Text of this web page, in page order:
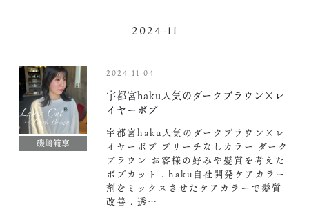
2024-11
磯崎範享
2024-11-04
宇都宮haku人気のダークブラウン×レ
イヤーボブ
宇都宮haku人気のダークブラウン×レ
イヤーボブ ブリーチなしカラー ダーク
ブラウン お客様の好みや髪質を考えた
ボブカット . haku自社開発ケアカラー
剤をミックスさせたケアカラーで髪質
改善 . 透…